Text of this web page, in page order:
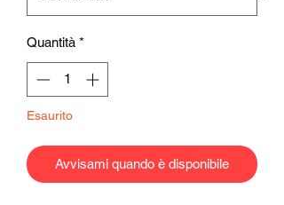
Quantità *
Esaurito
Avvisami quando è disponibile